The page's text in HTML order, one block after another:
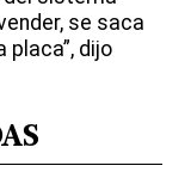
se saca
dijo